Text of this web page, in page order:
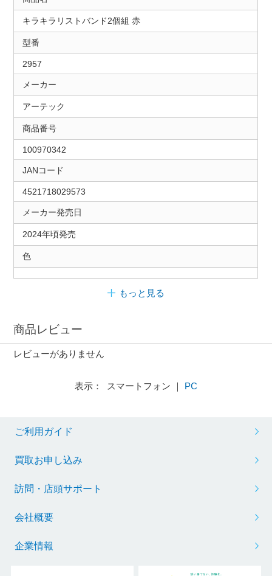
キラキラリストバンド2個組 赤
型番
2957
メーカー
アーテック
商品番号
100970342
JANコード
4521718029573
メーカー発売日
2024年頃発売
色
もっと見る
商品レビュー
レビューがありません
表示： スマートフォン ｜ PC
ご利用ガイド
買取お申し込み
訪問・店頭サポート
会社概要
企業情報